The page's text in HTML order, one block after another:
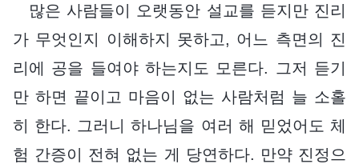
많은 사람들이 오랫동안 설교를 듣지만 진리
가 무엇인지 이해하지 못하고, 어느 측면의 진
리에 공을 들여야 하는지도 모른다. 그저 듣기
만 하면 끝이고 마음이 없는 사람처럼 늘 소홀
히 한다. 그러니 하나님을 여러 해 믿었어도 체
험 간증이 전혀 없는 게 당연하다. 만약 진정으